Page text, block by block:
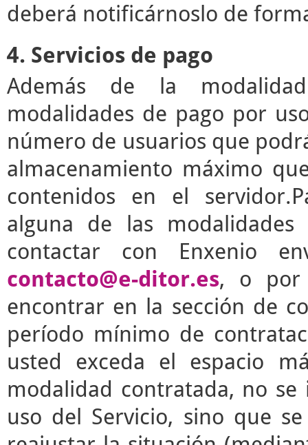
deberá notificárnoslo de
4. Servicios de pago
Además de la
modalidades de pago por
número de usuarios que
almacenamiento máximo
contenidos en el
alguna de las
contactar con Enxenio
contacto@e-ditor.es, o por
encontrar en la sección de
período mínimo de
usted exceda el espacio
modalidad contratada, no
uso del Servicio, sino que